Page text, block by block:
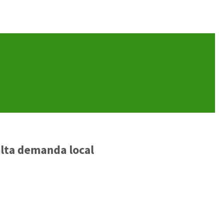
demanda local